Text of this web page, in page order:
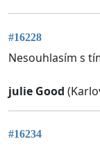
#16228
Nesouhlasím s
julie Good
#16234